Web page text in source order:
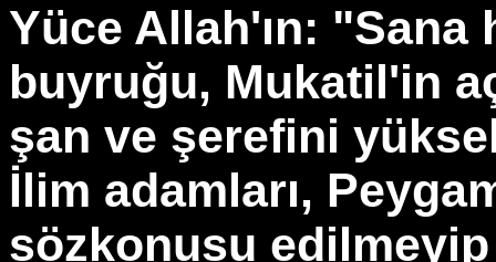
Yüce Allah'ın:
buyruğu, Mukatil'in
şan ve şerefini
İlim adamları,
sözkonusu edilmeyip